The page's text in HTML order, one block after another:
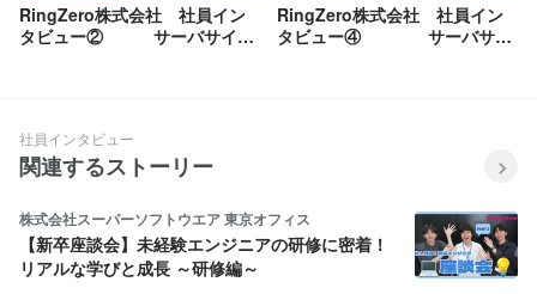
RingZero株式会社 社員イン
タビュー② サーバサイド
RingZero株式会社 社員イン
タビュー④ サーバサイ
社員インタビュー
関連するストーリー
株式会社スーパーソフトウエア 東京オフィス
【新卒座談会】未経験エンジニアの研修に密着！
リアルな学びと成長 ～研修編～